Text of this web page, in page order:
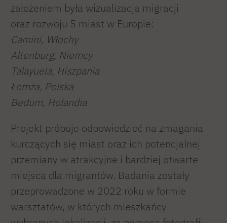
założeniem była wizualizacja migracji
oraz rozwoju 5 miast w Europie:
Camini, Włochy
Altenburg, Niemcy
Talayuela, Hiszpania
Łomża, Polska
Bedum, Holandia
Projekt próbuje odpowiedzieć na zmagania
kurczących się miast oraz ich potencjalnej
przemiany w atrakcyjne i bardziej otwarte
miejsca dla migrantów. Badania zostały
przeprowadzone w 2022 roku w formie
warsztatów, w których mieszkańcy